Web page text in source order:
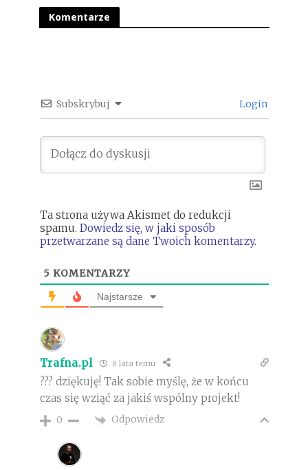
Komentarze
Subskrybuj Login
Ta strona używa Akismet do redukcji
spamu. Dowiedz się, w jaki sposób
przetwarzane są dane Twoich komentarzy.
5 KOMENTARZY
Najstarsze
Trafna.pl 8 lata temu
??? dziękuję! Tak sobie myślę, że w końcu
czas się wziąć za jakiś wspólny projekt!
0 Odpowiedz